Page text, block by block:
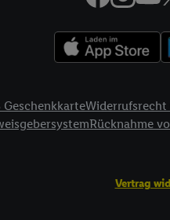
GeschenkkarteWiderrufsrecht
Rücknahme
Vertrag
können Sie einzelne
Verhinderung und
Endgeräte, Identifikation von
durch TTD und
auf einem Endgerät.